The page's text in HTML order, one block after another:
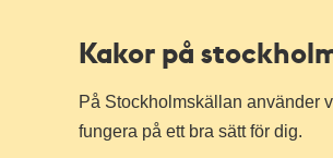
Kakor på
På Stockholmskällan använder
fungera på ett bra sätt för dig.